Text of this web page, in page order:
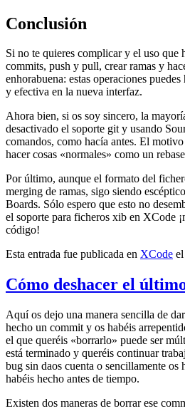
Conclusión
Si no te quieres complicar y el uso que
commits, push y pull, crear ramas y
enhorabuena: estas operaciones
y efectiva en la nueva interfaz.
Ahora bien, si os soy sincero, la
desactivado el soporte git y usando
comandos, como hacía antes. El
hacer cosas «normales» como un
Por último, aunque el formato del
merging de ramas, sigo siendo
Boards. Sólo espero que esto no
el soporte para ficheros xib en XCode
código!
Esta entrada fue publicada en XCode el
Cómo deshacer el
Aquí os dejo una manera sencilla de
hecho un commit y os habéis
el que queréis «borrarlo» puede ser
está terminado y queréis continuar
bug sin daos cuenta o sencillamente os
habéis hecho antes de tiempo.
Existen dos maneras de borrar ese